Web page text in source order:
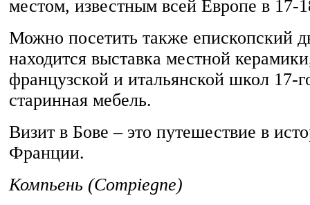
местом, известным всей Европе в 17-
Можно посетить также епископский
находится выставка местной
французской и итальянской школ 17-
старинная мебель.
Визит в Бове – это путешествие в
Франции.
Компьень (Compiegne)